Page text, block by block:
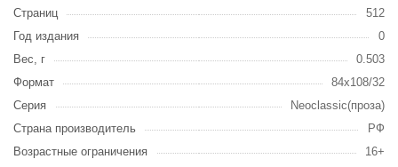
Страниц
512
Год издания
0
Вес, г
0.503
Формат
84x108/32
Серия
Neoclassic(проза)
Страна производитель
РФ
Возрастные ограничения
16+